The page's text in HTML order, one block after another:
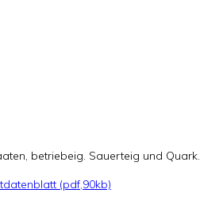
betriebeig. Sauerteig und Quark.
(pdf,90kb)